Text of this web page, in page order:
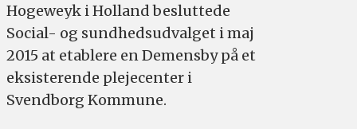
Hogeweyk i Holland besluttede
Social- og sundhedsudvalget i maj
2015 at etablere en Demensby på et
eksisterende plejecenter i
Svendborg Kommune.